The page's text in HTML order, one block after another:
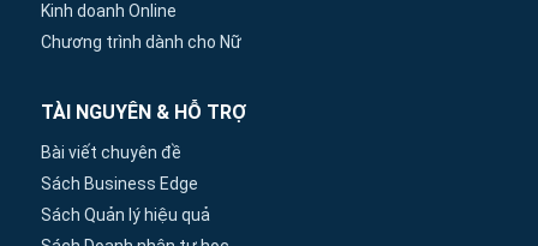
Kinh doanh Online
Chương trình dành cho Nữ
TÀI NGUYÊN & HỖ TRỢ
Bài viết chuyên đề
Sách Business Edge
Sách Quản lý hiệu quả